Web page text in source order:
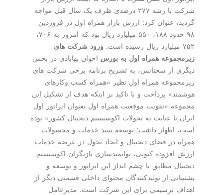
شرکت با رشد ۲۷۷ درصدی ظرف یک سال قبل مواجه
گردید، عنوان کرد: ارزش بازار همراه اول در فروردین
۹۸ حدود ۱۸۸، ۵۵۰ میلیارد ریال بود که امروز به ۷۰۶،
ورود شرکت های
زیرمجموعه همراه اول به بورساخوان بهابادی در بخش
دیگری از سخنانش، به تشریح برنامه برخی شرکت های
زیرمجموعه همراه اول نظیر «همراه کسب وکارهای
هوشمند» پرداخت و با تاکید بر اینکه هدف از تشکیل این
مجموعه «تقویت موقعیت همراه اول بعنوان اپراتور اول
ایران با عنایت به تحولات اکوسیستم دیجیتال کشور» بوده
است، اظهار داشت: توسعه سبد خدمات و محصولات
همراه در فضای دیجیتال و ایجاد تحول در عرضه خدمات
ارزش افزوده کنونی، توانمندسازی بازیگران اکوسیستم
دیجیتال مطابق با چشم انداز این اپراتور و توسعه و
پشتیبانی از تولیدکنندگان محتوای داخلی قسمتی دیگر از
اهداف ترسیمی برای این شرکت است. مدیرعامل